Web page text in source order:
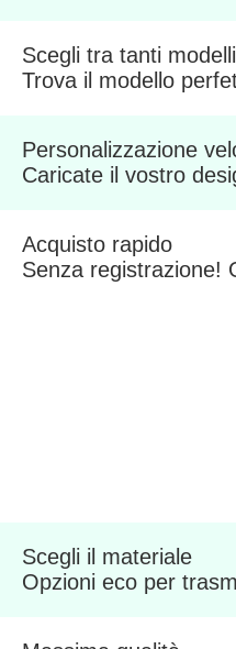
Scegli tra tanti modelli
Trova il modello
Personalizzazione
Caricate il vostro
Acquisto rapido
Senza registrazione!
Scegli il materiale
Opzioni eco per